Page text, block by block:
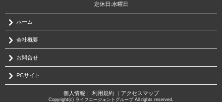
定休日:水曜日
ホーム
会社概要
お問合せ
PCサイト
個人情報 ｜ 利用規約｜ アクセスマップ
Copyright(c) ライフエージェントグループ All rights reserved.